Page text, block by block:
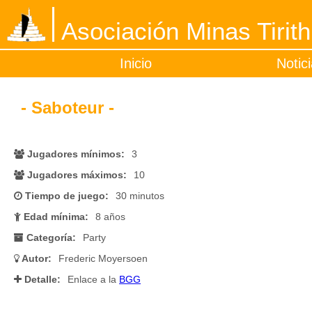
Asociación Minas Tirith
Inicio
- Saboteur -
Jugadores mínimos:
3
Jugadores máximos:
10
Tiempo de juego:
30 minutos
Edad mínima:
8 años
Categoría:
Party
Autor:
Frederic Moyersoen
Detalle:
Enlace a la BGG